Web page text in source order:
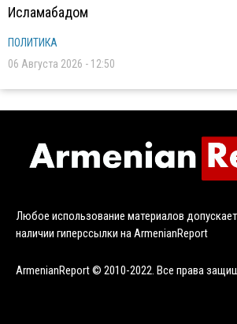
Исламабадом
ПОЛИТИКА
06 Августа 2026 - 12:50
Любое использование материалов
наличии гиперссылки на ArmenianReport
ArmenianReport © 2010-2022. Все права